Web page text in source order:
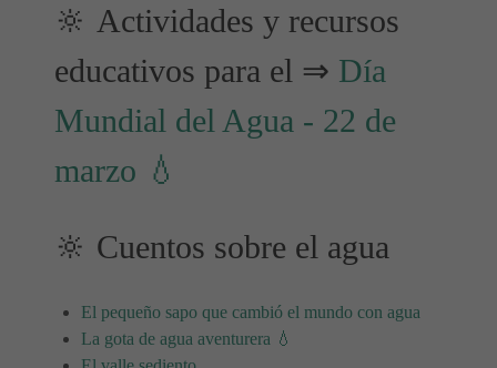
🔆 Actividades y recursos
educativos para el ⇒ Día
Mundial del Agua - 22 de
marzo 💧
🔆 Cuentos sobre el agua
El pequeño sapo que cambió el mundo con agua
La gota de agua aventurera 💧